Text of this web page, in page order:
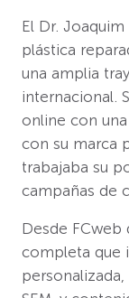
El Dr.
plástica
una amplia
internacional.
online con
con su marca
trabajaba su
campañas de
Desde FCweb
completa que